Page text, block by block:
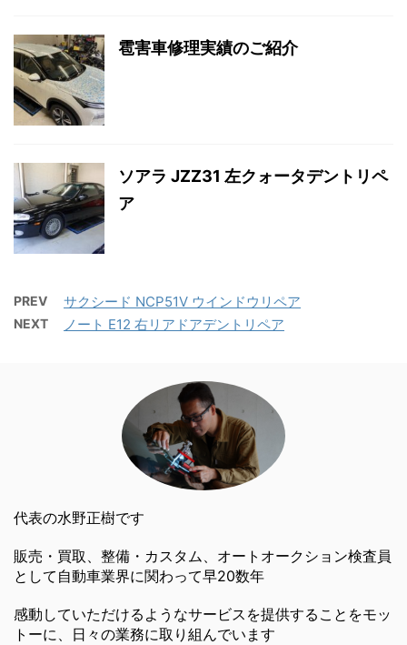
雹害車修理実績のご紹介
ソアラ JZZ31 左クォータデントリペ
ア
PREV サクシード NCP51V ウインドウリペア
NEXT ノート E12 右リアドアデントリペア
代表の水野正樹です
販売・買取、整備・カスタム、オートオークション検査員
として自動車業界に関わって早20数年
感動していただけるようなサービスを提供することをモッ
トーに、日々の業務に取り組んでいます